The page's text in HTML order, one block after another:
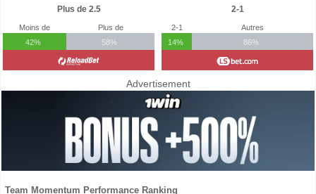
Plus de 2.5
Moins de
42%
Plus de
58%
2-1
2-1
14%
Autres
86%
Advertisement
Team Momentum Performance Ranking